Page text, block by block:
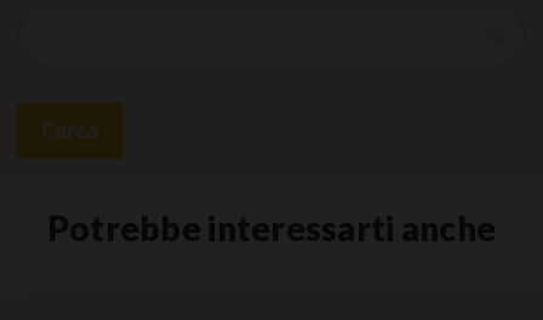
Cerca
Potrebbe interessarti anche